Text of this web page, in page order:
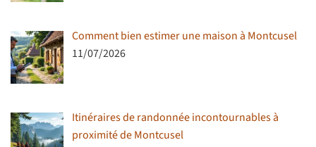
Comment bien estimer une maison à Montcusel
11/07/2026
Itinéraires de randonnée incontournables à
proximité de Montcusel